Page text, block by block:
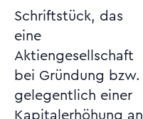
Schriftstück, das
eine
Aktiengesellschaft
bei Gründung bzw.
gelegentlich einer
Kapitalerhöhung an
Zwischenschein
nicht ausgegeben
werden. -Soweit (im
Internet)
gewinnträchtige
Zwischenscheine aus